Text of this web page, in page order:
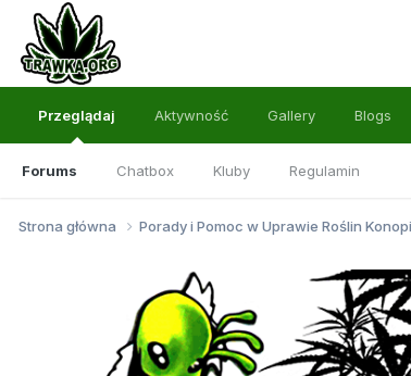
Przeglądaj
Forums Chatbox Kluby Regulamin
Aktywność Gallery Blogs
Strona główna Porady i Pomoc w Uprawie Roślin Konopi